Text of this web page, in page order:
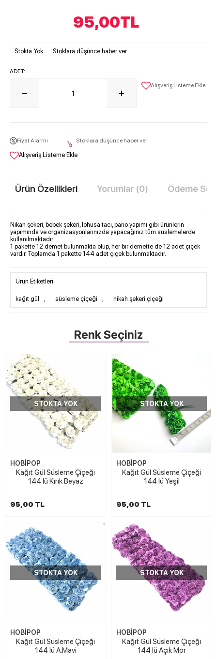
95,00TL
Stokta Yok Stoklara düşünce haber ver
ADET:
Alışveriş Listeme Ekle
Fiyat Alarmı Stoklara düşünce haber ver
Alışveriş Listeme Ekle
Ürün Özellikleri Yorumlar (0) Ödeme
Nikah şekeri, bebek şekeri, lohusa tacı, pano yapımı gibi ürünlerin
yapımında ve organizasyonlarınızda yapacağınız tüm süslemelerde
kullanılmaktadır.
1 pakette 12 demet bulunmakta olup, her bir demette de 12 adet çiçek
vardır. Toplamda 1 pakette 144 adet çiçek bulunmaktadır.
Ürün Etiketleri
kağıt gül , süsleme çiçeği , nikah şekeri çiçeği
Renk Seçiniz
STOKTA YOK
HOBİPOP
Kağıt Gül Süsleme Çiçeği
144 lü Kırık Beyaz
95,00 TL
STOKTA YOK
HOBİPOP
Kağıt Gül Süsleme Çiçeği
144 lü Yeşil
95,00 TL
STOKTA YOK
HOBİPOP
Kağıt Gül Süsleme Çiçeği
144 lü A.Mavi
STOKTA YOK
HOBİPOP
Kağıt Gül Süsleme Çiçeği
144 lü Açık Mor